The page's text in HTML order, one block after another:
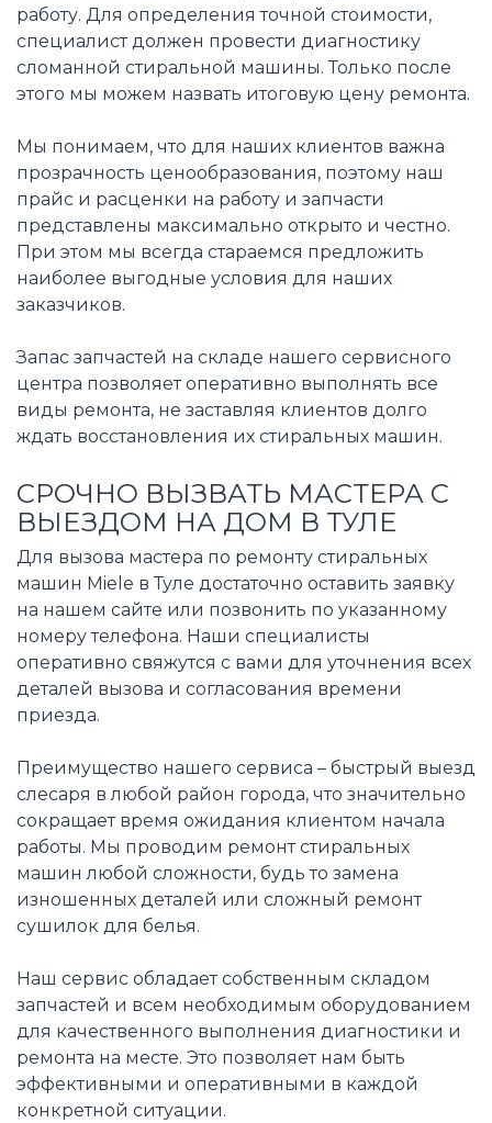
работу. Для определения точной стоимости,
специалист должен провести диагностику
сломанной стиральной машины. Только после
этого мы можем назвать итоговую цену ремонта.
Мы понимаем, что для наших клиентов важна
прозрачность ценообразования, поэтому наш
прайс и расценки на работу и запчасти
представлены максимально открыто и честно.
При этом мы всегда стараемся предложить
наиболее выгодные условия для наших
заказчиков.
Запас запчастей на складе нашего сервисного
центра позволяет оперативно выполнять все
виды ремонта, не заставляя клиентов долго
ждать восстановления их стиральных машин.
СРОЧНО ВЫЗВАТЬ МАСТЕРА С
ВЫЕЗДОМ НА ДОМ В ТУЛЕ
Для вызова мастера по ремонту стиральных
машин Miele в Туле достаточно оставить заявку
на нашем сайте или позвонить по указанному
номеру телефона. Наши специалисты
оперативно свяжутся с вами для уточнения всех
деталей вызова и согласования времени
приезда.
Преимущество нашего сервиса – быстрый выезд
слесаря в любой район города, что значительно
сокращает время ожидания клиентом начала
работы. Мы проводим ремонт стиральных
машин любой сложности, будь то замена
изношенных деталей или сложный ремонт
сушилок для белья.
Наш сервис обладает собственным складом
запчастей и всем необходимым оборудованием
для качественного выполнения диагностики и
ремонта на месте. Это позволяет нам быть
эффективными и оперативными в каждой
конкретной ситуации.